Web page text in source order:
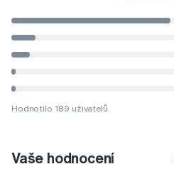
Hodnotilo 189 uživatelů.
Vaše hodnocení